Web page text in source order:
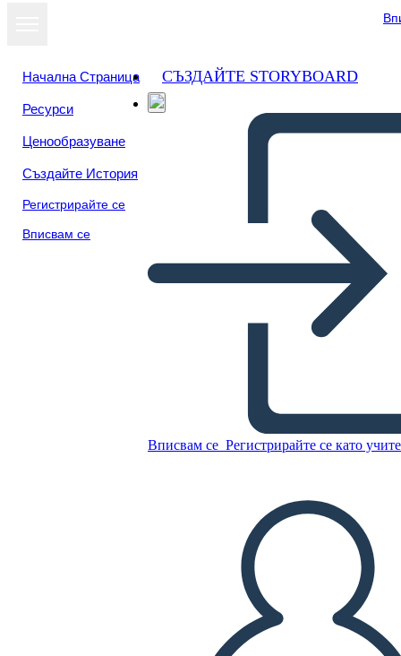
Начална Страница
Ресурси
Ценообразуване
Създайте История
Регистрирайте се
Вписвам се
СЪЗДАЙТЕ STORYBOARD
Вписвам се Регистрирайте се като
Glory Be: Diagramma di
Trama
Копирайте този Storyboard
СЪЗДАЙТЕ СЦЕНАРИЙ
ПУСКАНЕ НА СЛАЙДШОУ
ЧЕТИ МИ